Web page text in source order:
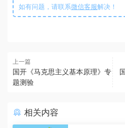
如有问题，请联系微信客服解决！
上一篇
国开《马克思主义基本原理》专
题测验
相关内容